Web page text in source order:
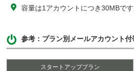
容量は1アカウントにつき30MBです
参考：プラン別メールアカウント付
スタートアッププラン